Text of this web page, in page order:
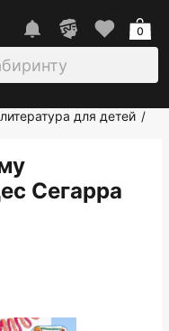
0
для детей /
Сегарра